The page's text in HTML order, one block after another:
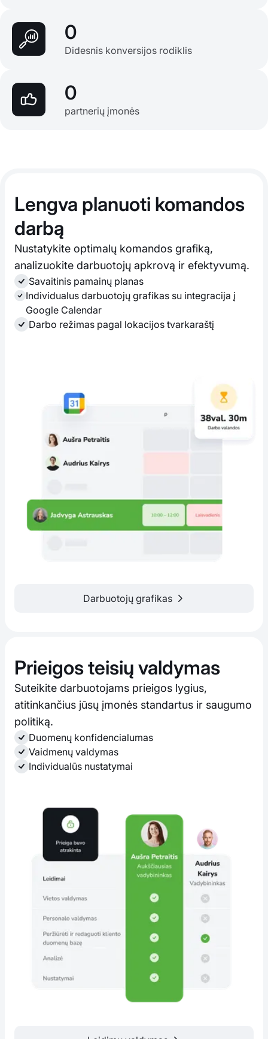
0
Didesnis konversijos rodiklis
0
partnerių įmonės
Lengva planuoti komandos
darbą
Nustatykite optimalų komandos grafiką,
analizuokite darbuotojų apkrovą ir efektyvumą.
Savaitinis pamainų planas
Individualus darbuotojų grafikas su integracija į
Google Calendar
Darbo režimas pagal lokacijos tvarkaraštį
Darbuotojų grafikas
Prieigos teisių valdymas
Suteikite darbuotojams prieigos lygius,
atitinkančius jūsų įmonės standartus ir saugumo
politiką.
Duomenų konfidencialumas
Vaidmenų valdymas
Individualūs nustatymai